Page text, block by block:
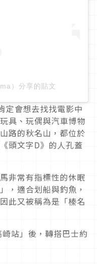
）分享的貼文
定會想去找找電影中
具、玩偶與汽車博物
路的秋名山，都位於
頭文字D》的人孔蓋
非常有指標性的休眠
，適合划船與釣魚，
此又被稱為是「榛名
站」後，轉搭巴士約